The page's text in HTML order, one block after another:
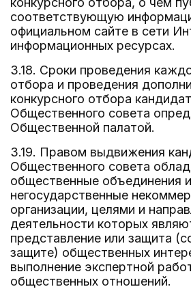
соответствующую
официальном сайте в сети
информационных ресурсах.
3.18. Сроки проведения
отбора и проведения
конкурсного отбора
Общественного совета
Общественной палатой.
3.19. Правом выдвижения
Общественного совета
общественные объединения
негосударственные
организации, целями и
деятельности которых
представление или защита
защите) общественных
выполнение экспертной
общественных отношений.